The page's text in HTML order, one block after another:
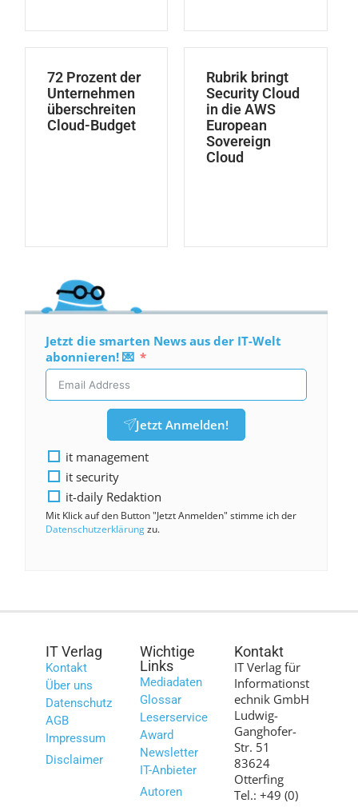
72 Prozent der
Unternehmen
überschreiten
Cloud-Budget
Rubrik bringt
Security Cloud
in die AWS
European
Sovereign
Cloud
Jetzt die smarten News aus der IT-Welt
abonnieren! 💌
Jetzt Anmelden!
it management
it security
it-daily Redaktion
Mit Klick auf den Button "Jetzt Anmelden" stimme ich der
Datenschutzerklärungzu.
IT Verlag
Kontakt
Über uns
Datenschutz
AGB
Impressum
Disclaimer
Wichtige
Links
Mediadaten
Glossar
Leserservice
Award
Newsletter
IT-Anbieter
Autoren
Kontakt
IT Verlag für
Informationst
echnik GmbH
Ludwig-
Ganghofer-
Str. 51
83624
Otterfing
Tel.: +49 (0)